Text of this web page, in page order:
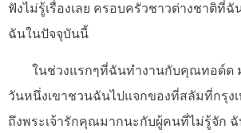
ฟังไม่รู้เรื่องเลย ครอบครัวชาวต่างชาติที่
ฉันในปัจจุบันนี้
ในช่วงแรกๆที่ฉันทำงานกับคุณทอด์ด
วันหนึ่งเขาชวนฉันไปแจกของที่สลัมที่กรุง
ถึงพระเจ้ารักคุณมากนะกับผู้คนที่ไม่รู้จัก